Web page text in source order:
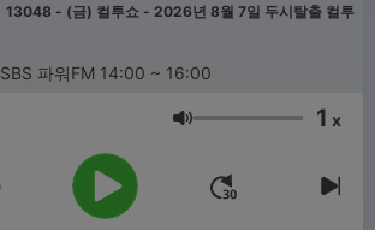
13048 - (금) 컬투쇼 - 2026년 8월 7일 두시탈출 컬투
SBS 파워FM 14:00 ~ 16:00
Volum 1 x